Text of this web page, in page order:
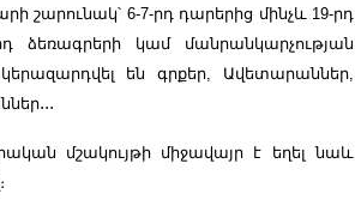
շարունակ՝ 6-7-րդ դարերից մինչև 19-րդ
ձեռագրերի կամ մանրանկարչության
են գրքեր, Ավետարաններ,
․․․
մշակույթի միջավայր է եղել նաև